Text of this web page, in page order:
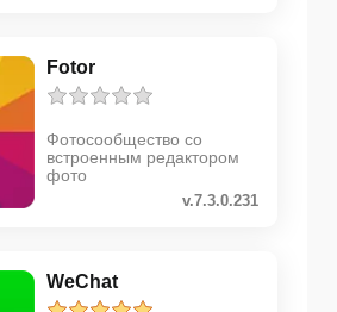
Fotor
Фотосообщество со
встроенным редактором
фото
v.7.3.0.231
WeChat